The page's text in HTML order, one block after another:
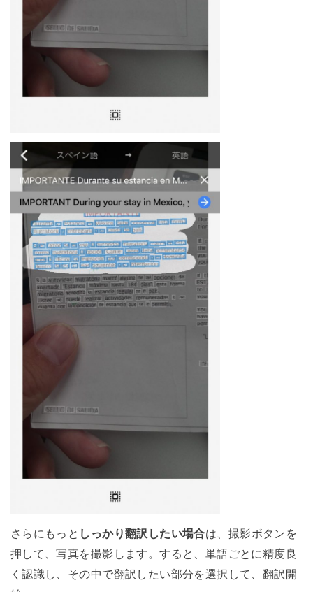
さらにもっと しっかり翻訳したい場合は、撮影ボタンを
押して、写真を撮影します。すると、単語ごとに精度良
く認識し、その中で翻訳したい部分を選択して、翻訳開